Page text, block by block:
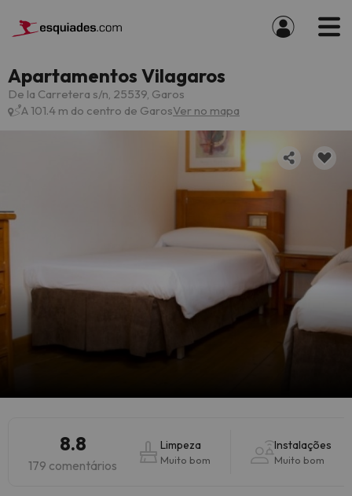
Apartamentos Vilagaros
De la Carretera s/n, 25539, Garos
A 101.4 m do centro de GarosVer no mapa
8.8
179 comentários
Limpeza
Muito bom
Instalações
Muito bom